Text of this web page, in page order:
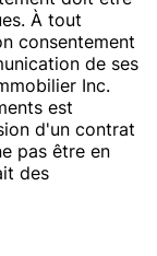
À tout
consentement
de ses
Inc.
est
d'un contrat
pas être en
des